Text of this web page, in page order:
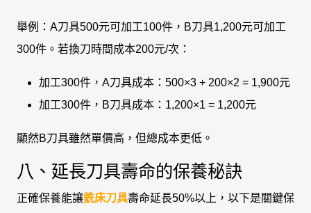
舉例：A刀具500元可加工100件，B刀具1,200元可加工
300件。若換刀時間成本200元/次：
加工300件，A刀具成本：500×3 + 200×2 = 1,900元
加工300件，B刀具成本：1,200×1 = 1,200元
顯然B刀具雖然單價高，但總成本更低。
八、延長刀具壽命的保養秘訣
正確保養能讓銑床刀具壽命延長50%以上，以下是關鍵保